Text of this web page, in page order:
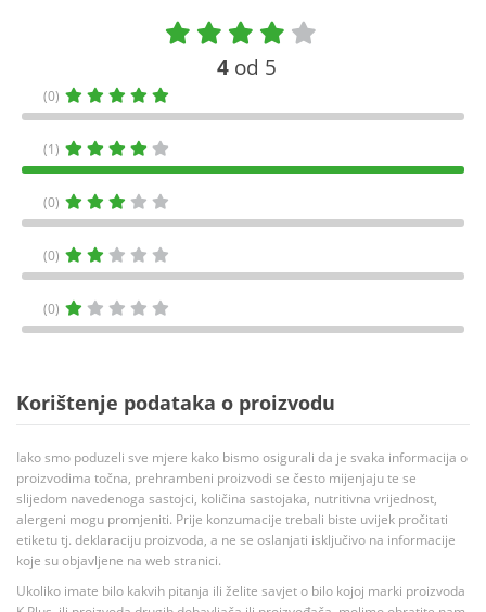
4 od 5
(0)
(1)
(0)
(0)
(0)
Korištenje podataka o proizvodu
Iako smo poduzeli sve mjere kako bismo osigurali da je svaka informacija o
proizvodima točna, prehrambeni proizvodi se često mijenjaju te se
slijedom navedenoga sastojci, količina sastojaka, nutritivna vrijednost,
alergeni mogu promjeniti. Prije konzumacije trebali biste uvijek pročitati
etiketu tj. deklaraciju proizvoda, a ne se oslanjati isključivo na informacije
koje su objavljene na web stranici.
Ukoliko imate bilo kakvih pitanja ili želite savjet o bilo kojoj marki proizvoda